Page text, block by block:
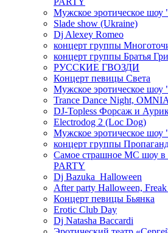
Мужское эротическое
Slade show (Ukraine)
Dj Alexey Romeo
концерт группы
концерт группы Братья
РУССКИЕ ГВОЗДИ
Концерт певицы Света
Мужское эротическое шоу
Trance Dance Night, OMNIA
DJ-Topless Форсаж и
Electrodog 2 (Loc Dog)
Мужское эротическое
концерт группы
Самое страшное МС шоу в
PARTY
Dj Bazuka_Halloween
After party Halloween,
Концерт певицы Бьянка
Erotic Club Day
Dj Natasha Baccardi